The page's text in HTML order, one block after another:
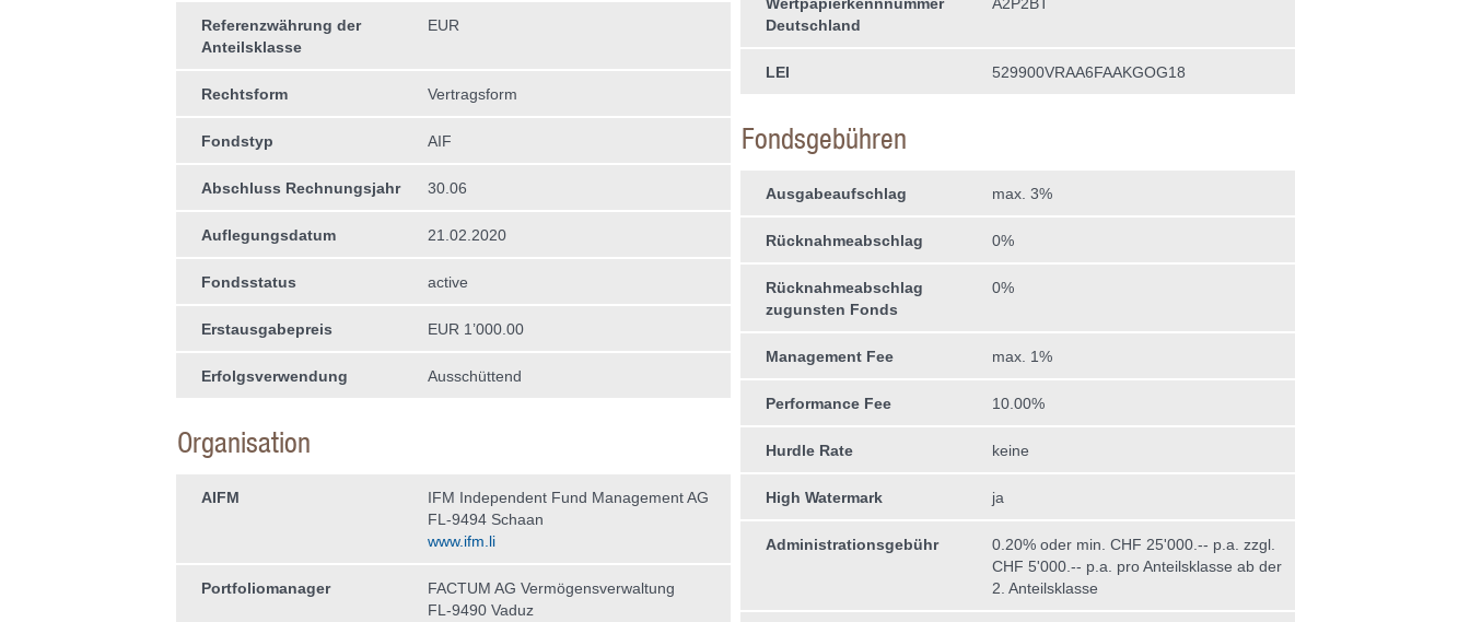
Referenzwährung der
Anteilsklasse
EUR
Rechtsform Vertragsform
Fondstyp AIF
Abschluss Rechnungsjahr 30.06
Auflegungsdatum 21.02.2020
Fondsstatus active
Erstausgabepreis EUR 1’000.00
Erfolgsverwendung Ausschüttend
Organisation
AIFM
IFM Independent Fund Management AG
FL-9494 Schaan
www.ifm.li
Portfoliomanager
FACTUM AG Vermögensverwaltung
FL-9490 Vaduz
Deutschland
LEI 529900VRAA6FAAKGOG18
Fondsgebühren
Ausgabeaufschlag max. 3%
Rücknahmeabschlag 0%
Rücknahmeabschlag
zugunsten Fonds
0%
Management Fee max. 1%
Performance Fee 10.00%
Hurdle Rate keine
High Watermark ja
Administrationsgebühr
0.20% oder min. CHF 25'000.-- p.a. zzgl.
CHF 5'000.-- p.a. pro Anteilsklasse ab der
2. Anteilsklasse